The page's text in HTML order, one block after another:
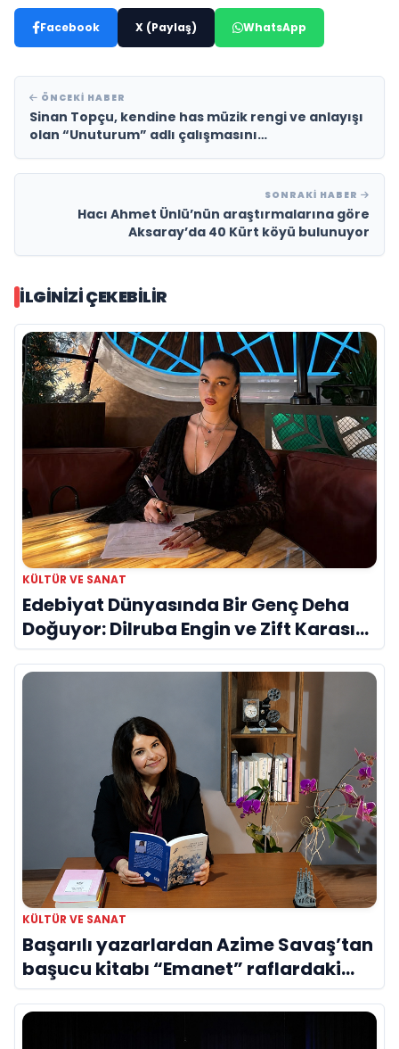
Facebook X (Paylaş) WhatsApp
ÖNCEKI HABER
Sinan Topçu, kendine has müzik rengi ve anlayışı
olan “Unuturum” adlı çalışmasını
SONRAKI HABER
Hacı Ahmet Ünlü’nün araştırmalarına göre
Aksaray’da 40 Kürt köyü bulunuyor
İLGINIZI ÇEKEBILIR
KÜLTÜR VE SANAT
Edebiyat Dünyasında Bir Genç Deha
Doğuyor: Dilruba Engin ve Zift Karası
Evreni ‘AVENOİR’
KÜLTÜR VE SANAT
Başarılı yazarlardan Azime Savaş’tan
başucu kitabı “Emanet” raflardaki
yerini aldı